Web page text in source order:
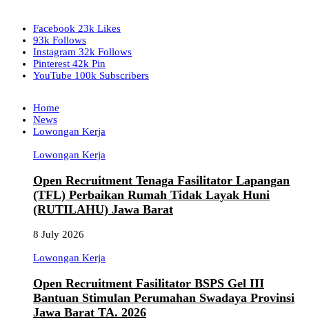
Facebook 23k Likes
93k Follows
Instagram 32k Follows
Pinterest 42k Pin
YouTube 100k Subscribers
Home
News
Lowongan Kerja
Lowongan Kerja
Open Recruitment Tenaga Fasilitator Lapangan
(TFL) Perbaikan Rumah Tidak Layak Huni
(RUTILAHU) Jawa Barat
8 July 2026
Lowongan Kerja
Open Recruitment Fasilitator BSPS Gel III
Bantuan Stimulan Perumahan Swadaya Provinsi
Jawa Barat TA. 2026